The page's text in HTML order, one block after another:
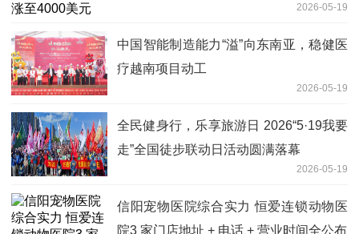
2026-05-19
中国智能制造能力“溢”向东南亚，稳健医
疗越南项目动工
2026-05-19
全民健身行，乐享旅游日 2026“5·19我要
走”全国徒步联动日活动圆满落幕
2026-05-19
信阳宠物医院综合实力 恒爱连锁动物医
院3 家门店地址 + 电话 + 营业时间全公布